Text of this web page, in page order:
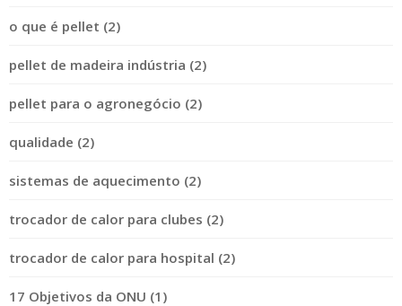
o que é pellet (2)
pellet de madeira indústria (2)
pellet para o agronegócio (2)
qualidade (2)
sistemas de aquecimento (2)
trocador de calor para clubes (2)
trocador de calor para hospital (2)
17 Objetivos da ONU (1)